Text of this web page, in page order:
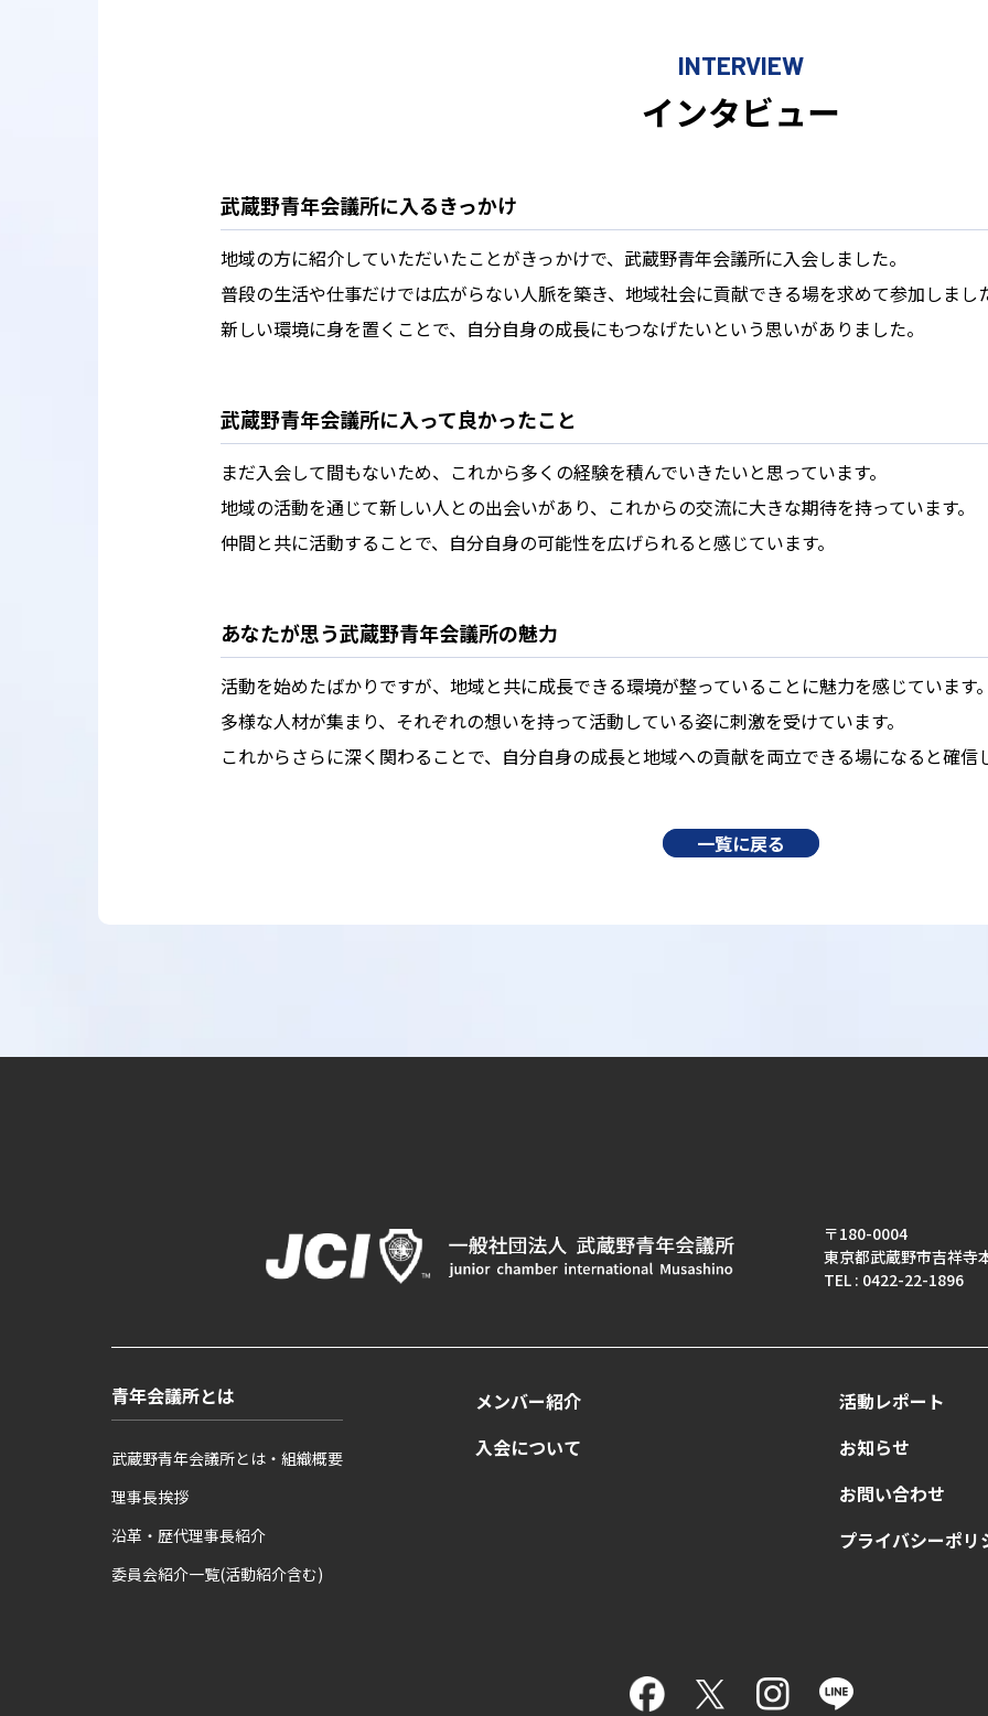
INTERVIEW
インタビュー
武蔵野青年会議所に入るきっかけ
地域の方に紹介していただいたことがきっかけで、武蔵野青年会議所に入会しました。
普段の生活や仕事だけでは広がらない人脈を築き、地域社会に貢献できる場を求めて参加しまし
新しい環境に身を置くことで、自分自身の成長にもつなげたいという思いがありました。
武蔵野青年会議所に入って良かったこと
まだ入会して間もないため、これから多くの経験を積んでいきたいと思っています。
地域の活動を通じて新しい人との出会いがあり、これからの交流に大きな期待を持っています。
仲間と共に活動することで、自分自身の可能性を広げられると感じています。
あなたが思う武蔵野青年会議所の魅力
活動を始めたばかりですが、地域と共に成長できる環境が整っていることに魅力を感じています
多様な人材が集まり、それぞれの想いを持って活動している姿に刺激を受けています。
これからさらに深く関わることで、自分自身の成長と地域への貢献を両立できる場になると確信
一覧に戻る
〒180-0004
東京都武蔵野市吉祥寺
TEL : 0422-22-1896
青年会議所とは
武蔵野青年会議所とは・組織概要
理事長挨拶
沿革・歴代理事長紹介
委員会紹介一覧(活動紹介含む)
メンバー紹介
入会について
活動レポート
お知らせ
お問い合わせ
プライバシーポリ